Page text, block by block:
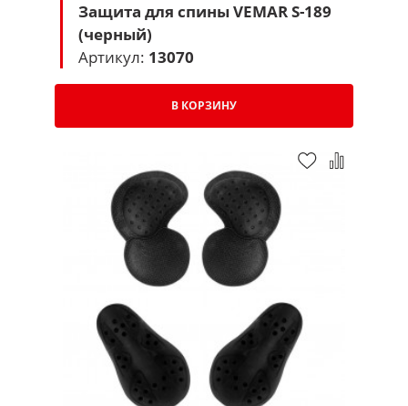
Защита для спины VEMAR S-189
(черный)
Артикул: 13070
В КОРЗИНУ